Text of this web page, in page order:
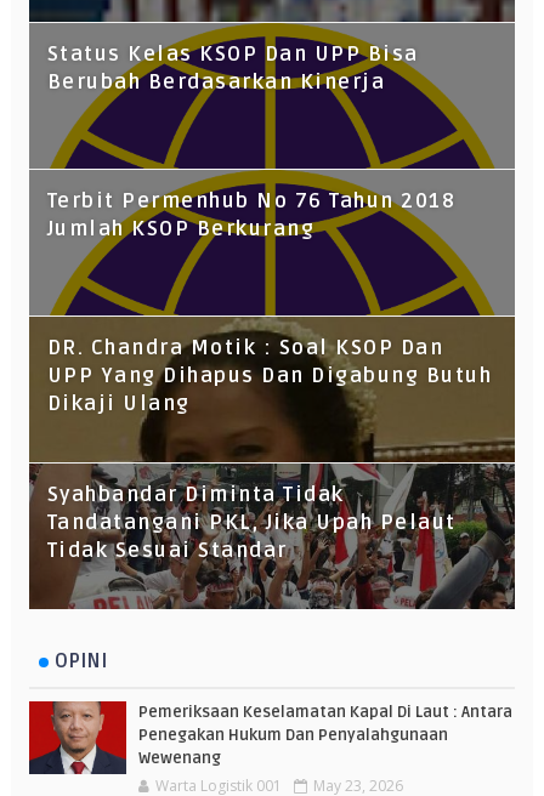
Status Kelas KSOP Dan UPP Bisa
Berubah Berdasarkan Kinerja
Terbit Permenhub No 76 Tahun 2018
Jumlah KSOP Berkurang
DR. Chandra Motik : Soal KSOP Dan
UPP Yang Dihapus Dan Digabung Butuh
Dikaji Ulang
Syahbandar Diminta Tidak
Tandatangani PKL, Jika Upah Pelaut
Tidak Sesuai Standar
OPINI
Pemeriksaan Keselamatan Kapal Di Laut : Antara
Penegakan Hukum Dan Penyalahgunaan
Wewenang
Warta Logistik 001 May 23, 2026